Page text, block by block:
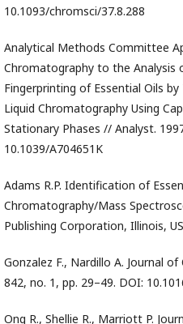
10.1093/chromsci/37.8.288
Analytical Methods Committee
Chromatography to the Analysis
Fingerprinting of Essential Oils
Liquid Chromatography Using
Stationary Phases // Analyst.
10.1039/A704651K
Adams R.P. Identification of
Chromatography/Mass
Publishing Corporation, Illinois,
Gonzalez F., Nardillo A. Journal
842, no. 1, pp. 29–49. DOI:
Ong R., Shellie R., Marriott P.